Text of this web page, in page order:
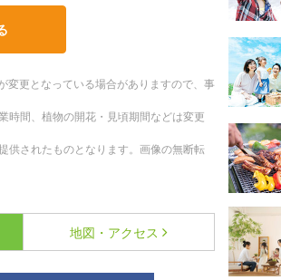
更となっている場合がありますので、事
時間、植物の開花・見頃期間などは変更
供されたものとなります。画像の無断転
地図・アクセス